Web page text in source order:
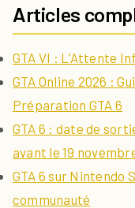
Articles
GTA VI : L’Attente
GTA Online 2026 :
Préparation GTA 6
GTA 6 : date de
avant le 19
GTA 6 sur Nintendo
communauté